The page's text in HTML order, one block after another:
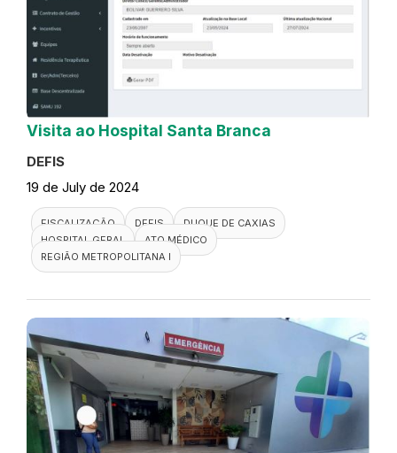
Visita ao Hospital Santa Branca
DEFIS
19 de July de 2024
FISCALIZAÇÃO DEFIS
DUQUE DE CAXIAS
HOSPITAL GERAL
ATO MÉDICO
REGIÃO METROPOLITANA I